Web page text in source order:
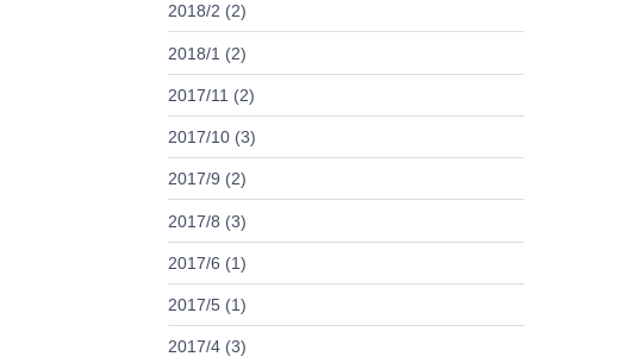
2018/2 (2)
2018/1 (2)
2017/11 (2)
2017/10 (3)
2017/9 (2)
2017/8 (3)
2017/6 (1)
2017/5 (1)
2017/4 (3)